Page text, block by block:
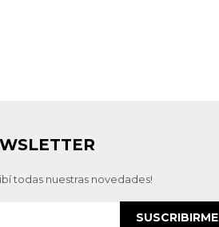
todas nuestras novedades!
SUSCRIBIRME